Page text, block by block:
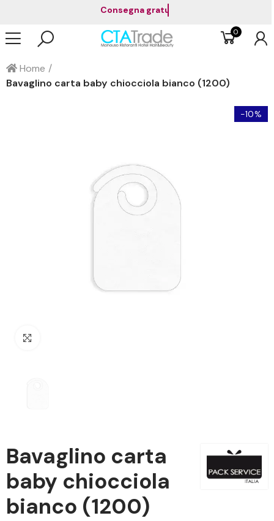
Paga in 3 rate senza interessi
0
Home
Bavaglino carta baby chiocciola bianco (1200)
-10%
Bavaglino carta
baby chiocciola
bianco (1200)